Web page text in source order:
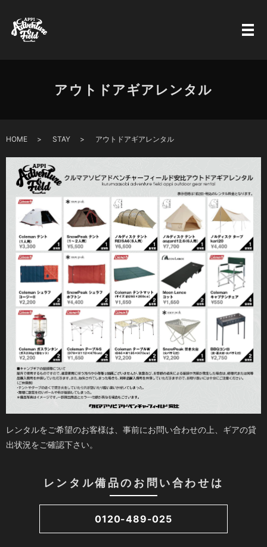
アウトドアギアレンタル
HOME STAY アウトドアギアレンタル
レンタルをご希望のお客様は、事前にお問い合わせの上、ギアの貸
出状況をご確認下さい。
レンタル備品のお問い合わせは
0120-489-025